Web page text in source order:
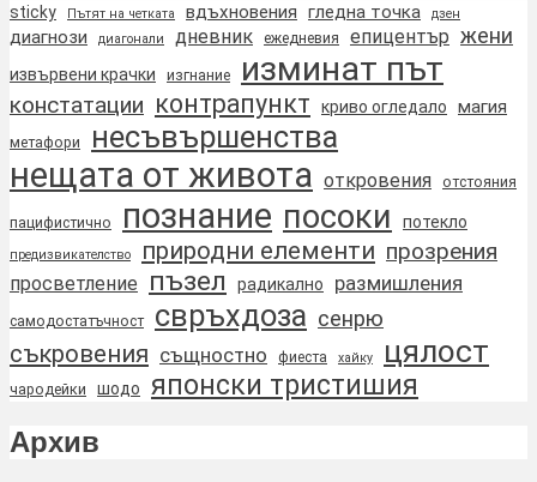
sticky Пътят на четката вдъхновения гледна точка дзен
диагнози диагонали дневник ежедневия епицентър жени
извървени крачки изгнание изминат път
констатации контрапункт криво огледало магия
метафори несъвършенства
нещата от живота откровения отстояния
пацифистично познание посоки потекло
предизвикателство природни елементи прозрения
просветление пъзел радикално размишления
самодостатъчност свръхдоза сенрю
съкровения същностно фиеста хайку цялост
чародейки шодо
японски тристишия
Архив